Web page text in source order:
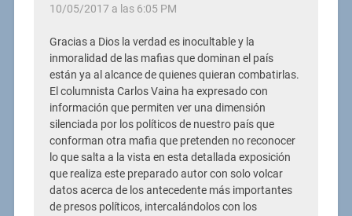
10/05/2017 a las 6:05 PM
Gracias a Dios la verdad es inocultable y la
inmoralidad de las mafias que dominan el país
están ya al alcance de quienes quieran combatirlas.
El columnista Carlos Vaina ha expresado con
información que permiten ver una dimensión
silenciada por los políticos de nuestro país que
conforman otra mafia que pretenden no reconocer
lo que salta a la vista en esta detallada exposición
que realiza este preparado autor con solo volcar
datos acerca de los antecedente más importantes
de presos políticos, intercalándolos con los